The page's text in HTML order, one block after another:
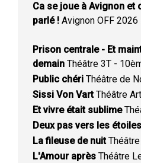
Ca se joue à Avignon et
parlé ! Avignon OFF 2026
Prison centrale - Et
demain Théâtre 3T -
Public chéri Théâtre de
Sissi Von VartThéâtre
Et vivre était sublime
Deux pas vers les étoiles
La fileuse de nuit
L'Amour après Théâtre